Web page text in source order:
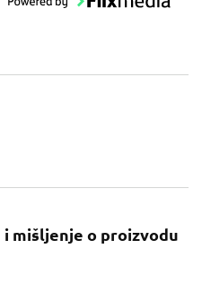
mišljenje o proizvodu